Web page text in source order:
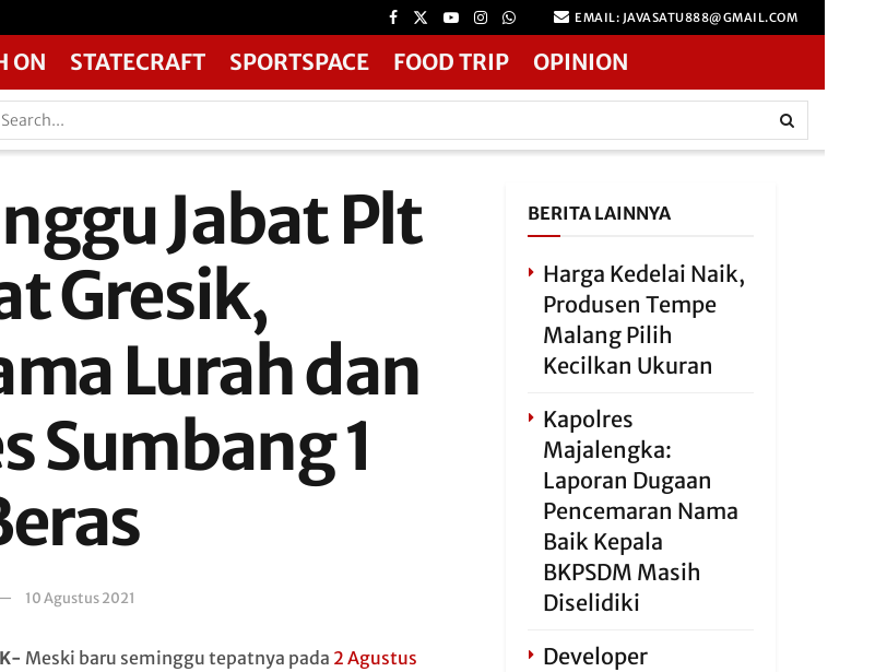
EMAIL: JAVASATU888@GMAIL.COM
ON STATECRAFT SPORTSPACE FOOD TRIP OPINION
Jabat Plt
Gresik,
Lurah dan
Sumbang 1
10 Agustus 2021
Meski baru seminggu tepatnya pada 2 Agustus
BERITA LAINNYA
Harga Kedelai Naik,
Produsen Tempe
Malang Pilih
Kecilkan Ukuran
Kapolres
Majalengka:
Laporan Dugaan
Pencemaran Nama
Baik Kepala
BKPSDM Masih
Diselidiki
Developer